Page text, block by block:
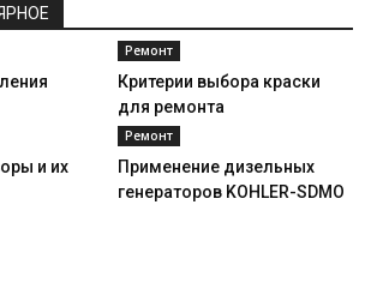
Ремонт
Критерии выбора краски
для ремонта
и их
Ремонт
Применение дизельных
генераторов KOHLER-SDMO